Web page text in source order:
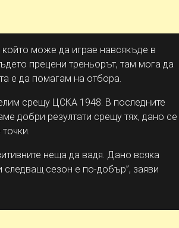
може да играе навсякъде в
прецени треньорът, там мога да
е да помагам на отбора.
срещу ЦСКА 1948. В последните
добри резултати срещу тях, дано се
неща да вадя. Дано всяка
следващ сезон е по-добър”, заяви